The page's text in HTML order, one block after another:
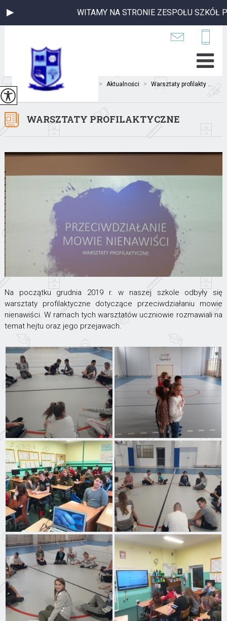
WITAMY NA STRONIE ZESPOŁU SZKÓŁ
Jesteś tutaj: > Aktualności > Warsztaty profilakty ...
WARSZTATY PROFILAKTYCZNE
Na początku grudnia 2019 r. w naszej szkole odbyły się
warsztaty profilaktyczne dotyczące przeciwdziałaniu mowie
nienawiści. W ramach tych warsztatów uczniowie rozmawiali na
temat hejtu oraz jego przejawach.